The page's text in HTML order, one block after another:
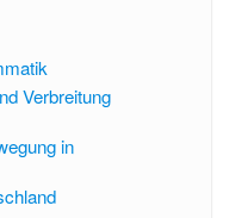
Verbreitung
in